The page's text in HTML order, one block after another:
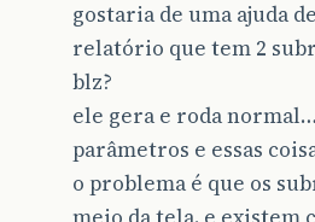
gostaria de uma ajuda
relatório que tem 2
blz?
ele gera e roda
parâmetros e essas
o problema é que os